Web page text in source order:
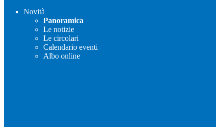
Novità
Panoramica
Le notizie
Le circolari
Calendario eventi
Albo online